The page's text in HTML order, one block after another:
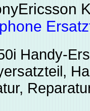
Handy-